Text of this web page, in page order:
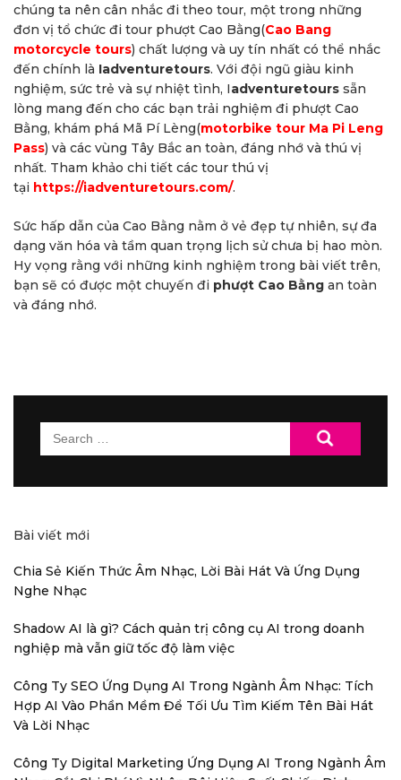
chúng ta nên cân nhắc đi theo tour, một trong những
đơn vị tổ chức đi tour phượt Cao Bằng(Cao Bang
motorcycle tours) chất lượng và uy tín nhất có thể nhắc
đến chính là Iadventuretours. Với đội ngũ giàu kinh
nghiệm, sức trẻ và sự nhiệt tình, Iadventuretours sẵn
lòng mang đến cho các bạn trải nghiệm đi phượt Cao
Bằng, khám phá Mã Pí Lèng(motorbike tour Ma Pi Leng
Pass) và các vùng Tây Bắc an toàn, đáng nhớ và thú vị
nhất. Tham khảo chi tiết các tour thú vị
tại https://iadventuretours.com/.
Sức hấp dẫn của Cao Bằng nằm ở vẻ đẹp tự nhiên, sự đa
dạng văn hóa và tầm quan trọng lịch sử chưa bị hao mòn.
Hy vọng rằng với những kinh nghiệm trong bài viết trên,
bạn sẽ có được một chuyến đi phượt Cao Bằng an toàn
và đáng nhớ.
Search
Bài viết mới
Chia Sẻ Kiến Thức Âm Nhạc, Lời Bài Hát Và Ứng Dụng
Nghe Nhạc
Shadow AI là gì? Cách quản trị công cụ AI trong doanh
nghiệp mà vẫn giữ tốc độ làm việc
Công Ty SEO Ứng Dụng AI Trong Ngành Âm Nhạc: Tích
Hợp AI Vào Phần Mềm Để Tối Ưu Tìm Kiếm Tên Bài Hát
Và Lời Nhạc
Công Ty Digital Marketing Ứng Dụng AI Trong Ngành Âm